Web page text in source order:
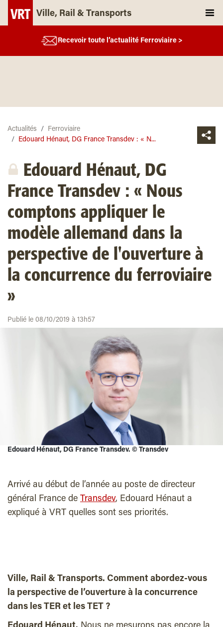
Ville, Rail & Transports
Recevoir toute l’actualité Ferroviaire >
Actualités
Ferroviaire
Edouard Hénaut, DG France Transdev : « N...
Edouard Hénaut, DG
France Transdev : « Nous
comptons appliquer le
modèle allemand dans la
perspective de l'ouverture à
la concurrence du ferroviaire
»
Publié le 08/10/2019 à 13h57
Edouard Hénaut, DG France Transdev. © Transdev
Arrivé au début de l’année au poste de directeur
général France de Transdev, Edouard Hénaut a
expliqué à VRT quelles sont ses priorités.
Ville, Rail & Transports. Comment abordez-vous
la perspective de l’ouverture à la concurrence
dans les TER et les TET ?